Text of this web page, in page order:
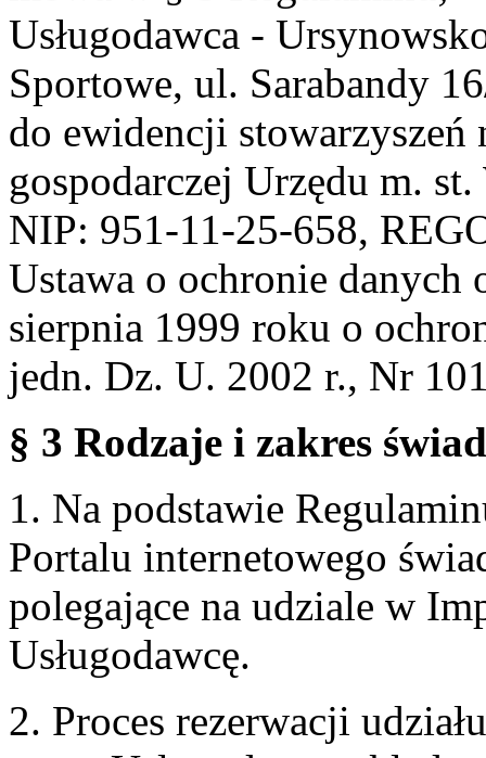
Usługodawca -
Sportowe, ul. Sarabandy
do ewidencji stowarzyszeń
gospodarczej Urzędu m.
NIP: 951-11-25-658,
Ustawa o ochronie danych
sierpnia 1999 roku o
jedn. Dz. U. 2002 r., Nr
§ 3 Rodzaje i zakres
1. Na podstawie
Portalu internetowego
polegające na udziale w
Usługodawcę.
2. Proces rezerwacji